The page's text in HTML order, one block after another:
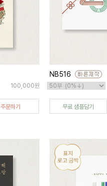
100,000원
주문하기
NB516
무료 샘플담기